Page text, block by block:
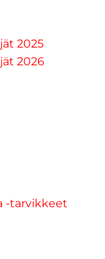
2025
2026
-tarvikkeet